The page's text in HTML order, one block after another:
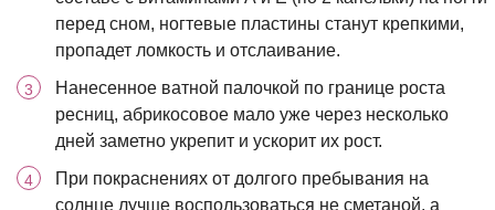
перед сном, ногтевые пластины станут крепкими,
пропадет ломкость и отслаивание.
Нанесенное ватной палочкой по границе роста
ресниц, абрикосовое мало уже через несколько
дней заметно укрепит и ускорит их рост.
При покраснениях от долгого пребывания на
солнце лучше воспользоваться не сметаной, а